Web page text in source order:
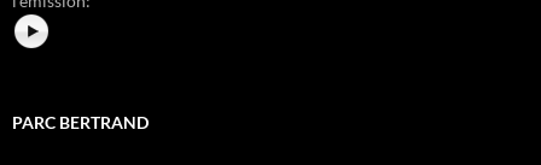
PARC BERTRAND